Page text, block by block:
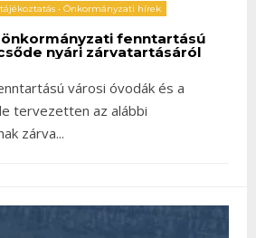
• Önkormányzati hírek
fenntartású
nyári zárvatartásáról
városi óvodák és a
tervezetten az alábbi
zárva...